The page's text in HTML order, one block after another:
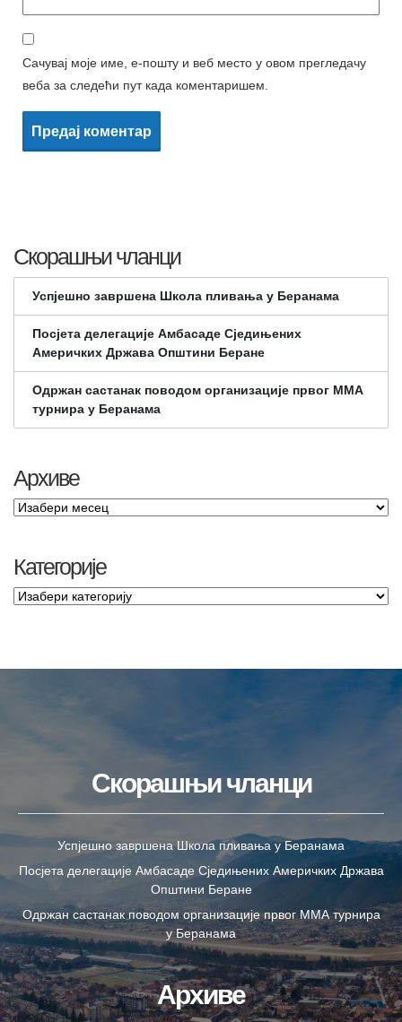
Сачувај моје име, е-пошту и веб место у овом прегледачу
веба за следећи пут када коментаришем.
Скорашњи чланци
Успјешно завршена Школа пливања у Беранама
Посјета делегације Амбасаде Сједињених
Америчких Држава Општини Беране
Одржан састанак поводом организације првог ММА
турнира у Беранама
Архиве
Категорије
Скорашњи чланци
Успјешно завршена Школа пливања у Беранама
Посјета делегације Амбасаде Сједињених Америчких Држава
Општини Беране
Одржан састанак поводом организације првог ММА турнира
у Беранама
Архиве